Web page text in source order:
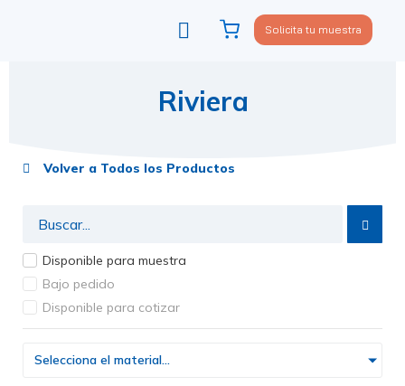
Solicita tu muestra
Riviera
Volver a Todos los Productos
Disponible para muestra
Bajo pedido
Disponible para cotizar
Selecciona el material...